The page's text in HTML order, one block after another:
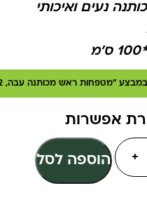
נעים ואיכותי
ראש מכותנה עבה, 2 מטפחות ב 45 ש"ח"
+ הוספה לסל